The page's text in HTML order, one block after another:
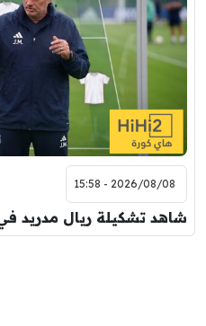
2026/08/08 - 15:58
شاهد تشكيلة ريال مدريد